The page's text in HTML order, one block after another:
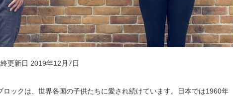
更新日 2019年12月7日
ロックは、世界各国の子供たちに愛され続けています。日本では1960年